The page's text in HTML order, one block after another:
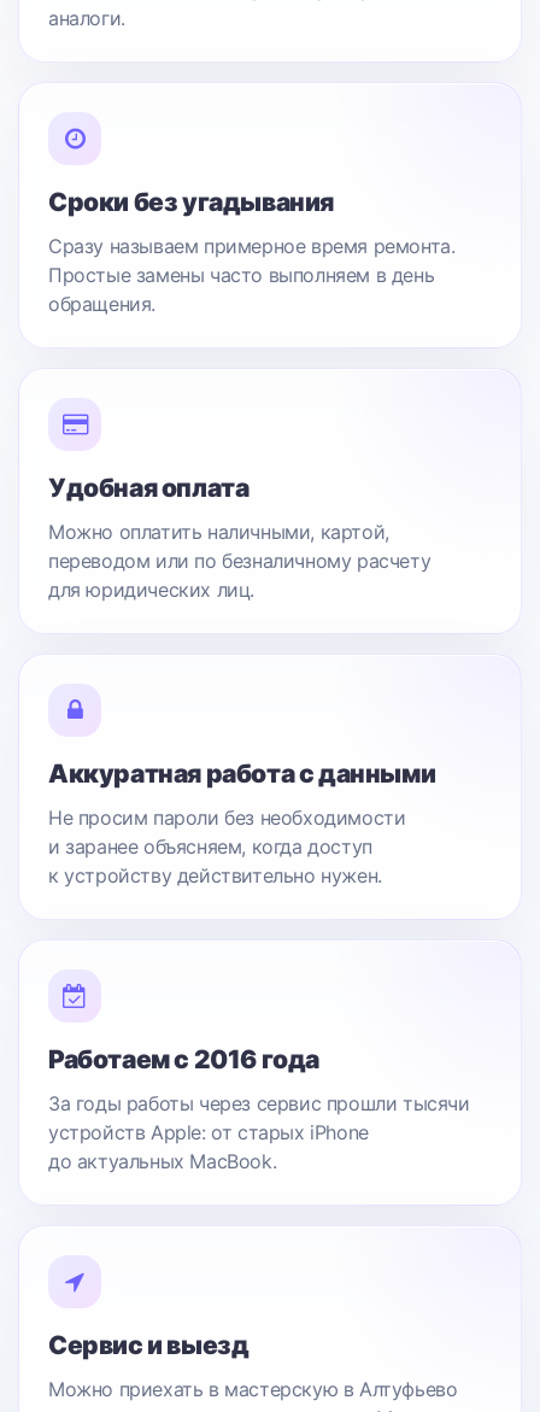
аналоги.
Сроки без угадывания
Сразу называем примерное время ремонта.
Простые замены часто выполняем в день
обращения.
Удобная оплата
Можно оплатить наличными, картой,
переводом или по безналичному расчету
для юридических лиц.
Аккуратная работа с данными
Не просим пароли без необходимости
и заранее объясняем, когда доступ
к устройству действительно нужен.
Работаем с 2016 года
За годы работы через сервис прошли тысячи
устройств Apple: от старых iPhone
до актуальных MacBook.
Сервис и выезд
Можно приехать в мастерскую в Алтуфьево